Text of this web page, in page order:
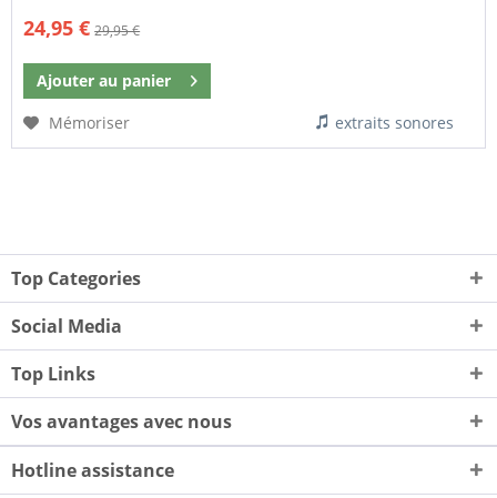
24,95 € 29,95 €
Ajouter au panier
Mémoriser
extraits sonores
Top Categories
Social Media
Top Links
Vos avantages avec nous
Hotline assistance